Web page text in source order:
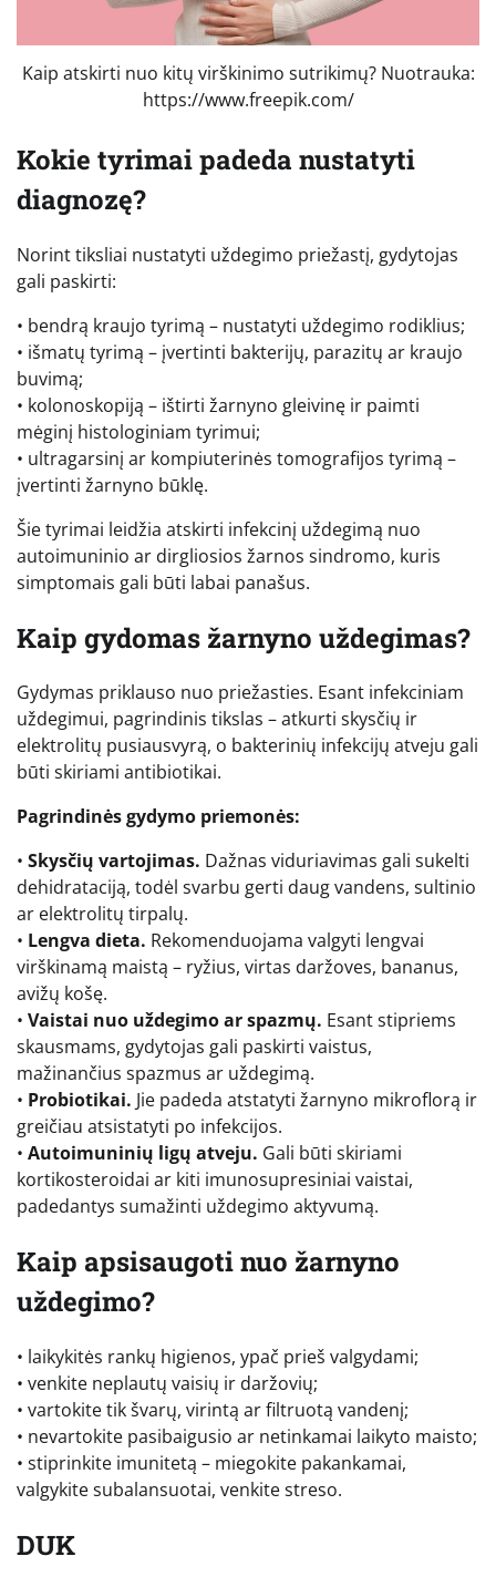
Kaip atskirti nuo kitų virškinimo sutrikimų? Nuotrauka:
https://www.freepik.com/
Kokie tyrimai padeda nustatyti
diagnozę?
Norint tiksliai nustatyti uždegimo priežastį, gydytojas
gali paskirti:
• bendrą kraujo tyrimą – nustatyti uždegimo rodiklius;
• išmatų tyrimą – įvertinti bakterijų, parazitų ar kraujo
buvimą;
• kolonoskopiją – ištirti žarnyno gleivinę ir paimti
mėginį histologiniam tyrimui;
• ultragarsinį ar kompiuterinės tomografijos tyrimą –
įvertinti žarnyno būklę.
Šie tyrimai leidžia atskirti infekcinį uždegimą nuo
autoimuninio ar dirgliosios žarnos sindromo, kuris
simptomais gali būti labai panašus.
Kaip gydomas žarnyno uždegimas?
Gydymas priklauso nuo priežasties. Esant infekciniam
uždegimui, pagrindinis tikslas – atkurti skysčių ir
elektrolitų pusiausvyrą, o bakterinių infekcijų atveju gali
būti skiriami antibiotikai.
Pagrindinės gydymo priemonės:
• Skysčių vartojimas. Dažnas viduriavimas gali sukelti
dehidrataciją, todėl svarbu gerti daug vandens, sultinio
ar elektrolitų tirpalų.
• Lengva dieta. Rekomenduojama valgyti lengvai
virškinamą maistą – ryžius, virtas daržoves, bananus,
avižų košę.
• Vaistai nuo uždegimo ar spazmų. Esant stipriems
skausmams, gydytojas gali paskirti vaistus,
mažinančius spazmus ar uždegimą.
• Probiotikai. Jie padeda atstatyti žarnyno mikroflorą ir
greičiau atsistatyti po infekcijos.
• Autoimuninių ligų atveju. Gali būti skiriami
kortikosteroidai ar kiti imunosupresiniai vaistai,
padedantys sumažinti uždegimo aktyvumą.
Kaip apsisaugoti nuo žarnyno
uždegimo?
• laikykitės rankų higienos, ypač prieš valgydami;
• venkite neplautų vaisių ir daržovių;
• vartokite tik švarų, virintą ar filtruotą vandenį;
• nevartokite pasibaigusio ar netinkamai laikyto maisto;
• stiprinkite imunitetą – miegokite pakankamai,
valgykite subalansuotai, venkite streso.
DUK